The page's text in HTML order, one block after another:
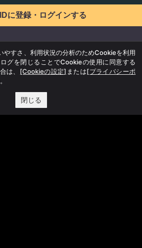
に登録・ログインする
やすさ、利用状況の分析のためCookieを利用
グを閉じることでCookieの使用に同意する
は、 [Cookieの設定] または[プライバシーポ
閉じる